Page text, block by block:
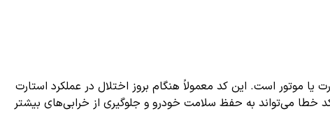
است. این کد معمولاً هنگام بروز اختلال در عملکرد استارت
خطا می‌تواند به حفظ سلامت خودرو و جلوگیری از خرابی‌های بیشتر